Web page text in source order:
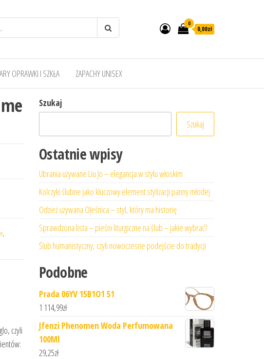
0
0,00zł
OPRAWKI I SZKŁA ZAPACHY UNISEX
,
czyli
Szukaj
Szukaj
Ostatnie wpisy
Ubrania używane Liu Jo – elegancja w stylu włoskim
Kolczyki ślubne jako kluczowy element stylizacji panny młodej
Odzież używana Oleśnica – styl, który ma historię
Sprawdzona lista – pieśni liturgiczne na ślub – jakie wybrać?
Ślub humanistyczny, czyli nowoczesne podejście do tradycji
Podobne
Prada 06YV 15B1O1 51
1 114,99zł
Jfenzi Phenomen Woda Perfumowana
100Ml
29,25zł